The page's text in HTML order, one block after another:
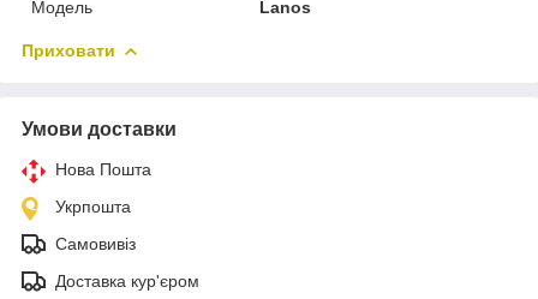
Модель
Lanos
Приховати
Умови доставки
Нова Пошта
Укрпошта
Самовивіз
Доставка кур'єром